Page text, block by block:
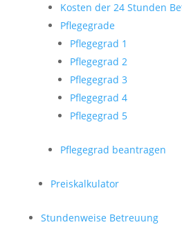
Kosten der 24 Stunden
Pflegegrade
Pflegegrad 1
Pflegegrad 2
Pflegegrad 3
Pflegegrad 4
Pflegegrad 5
Pflegegrad beantragen
Preiskalkulator
Stundenweise Betreuung